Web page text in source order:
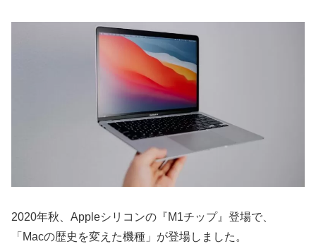
2020年秋、Appleシリコンの『M1チップ』登場で、
「Macの歴史を変えた機種」が登場しました。